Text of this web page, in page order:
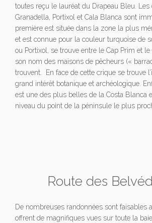
toutes reçu le lauréat du Drapeau Bleu. Les
Granadella, Portixol et Cala Blanca sont
première est située dans la zone la plus
et est connue pour la couleur turquoise de
ou Portixol, se trouve entre le Cap Prim et
son nom des maisons de pêcheurs («
trouvent. En face de cette crique se trouve
grand intérêt botanique et archéologique.
est une des plus belles de la Costa Blanca
niveau du point de la péninsule le plus
Route des
De nombreuses randonnées sont faisables
offrent de magnifiques vues sur toute la